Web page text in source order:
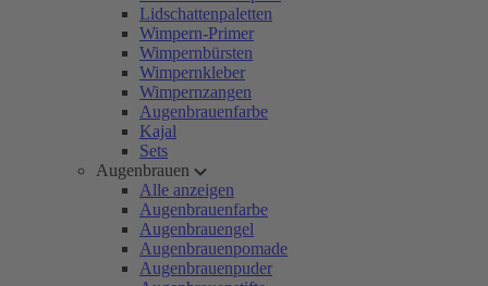
Lidschattenpaletten
Wimpern-Primer
Wimpernbürsten
Wimpernkleber
Wimpernzangen
Augenbrauenfarbe
Kajal
Sets
Augenbrauen
Alle anzeigen
Augenbrauenfarbe
Augenbrauengel
Augenbrauenpomade
Augenbrauenpuder